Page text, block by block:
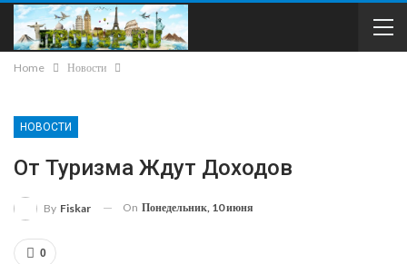
Home Новости
НОВОСТИ
От Туризма Ждут Доходов
By Fiskar On Понедельник, 10 июня
0